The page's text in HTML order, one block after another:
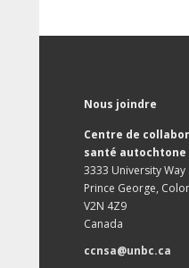
Nous joindre
Centre de
santé autochtone
3333 University Way
Prince George,
V2N 4Z9
Canada
ccnsa@unbc.ca